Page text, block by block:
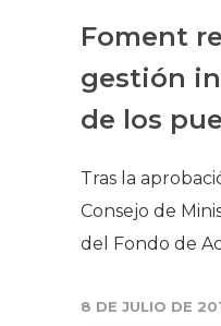
Foment
gestión
de los
Tras la
Consejo de
del Fondo de
8 DE JULIO DE